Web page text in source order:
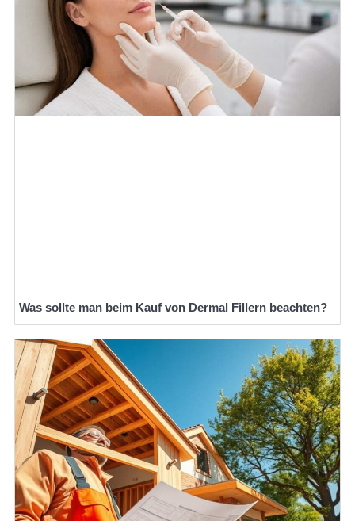
Was sollte man beim Kauf von Dermal Fillern beachten?